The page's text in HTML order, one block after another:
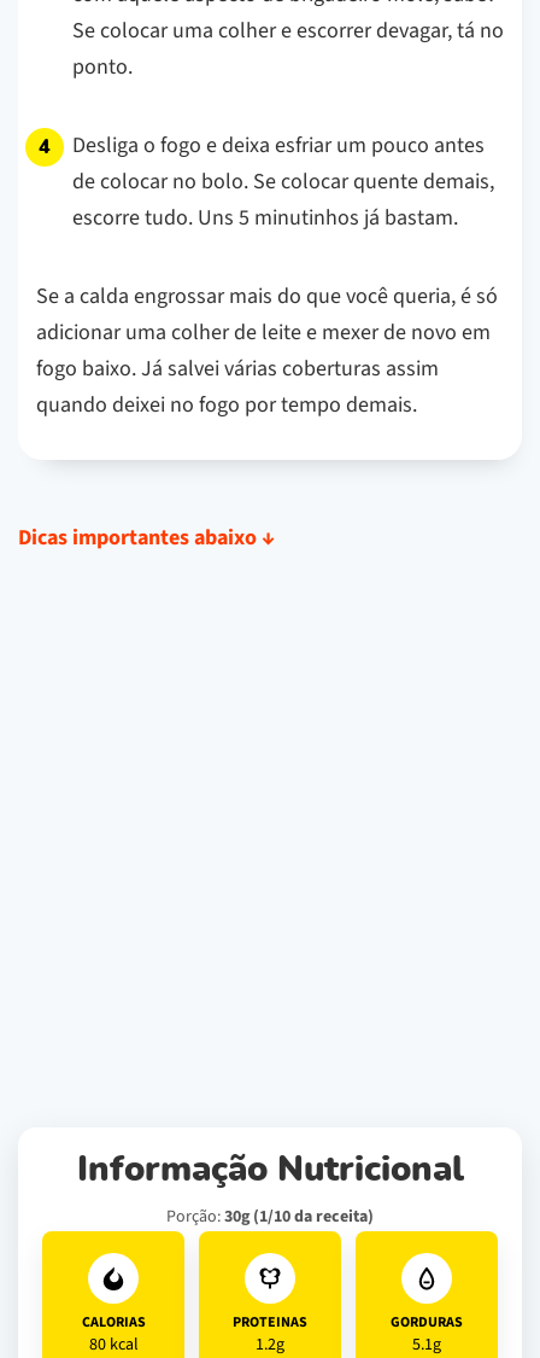
Se colocar uma colher e escorrer devagar, tá no
ponto.
Desliga o fogo e deixa esfriar um pouco antes
de colocar no bolo. Se colocar quente demais,
escorre tudo. Uns 5 minutinhos já bastam.
Se a calda engrossar mais do que você queria, é só
adicionar uma colher de leite e mexer de novo em
fogo baixo. Já salvei várias coberturas assim
quando deixei no fogo por tempo demais.
Dicas importantes abaixo ↓
Informação Nutricional
Porção:30g (1/10 da receita)
CALORIAS
80 kcal
PROTEINAS
1.2g
GORDURAS
5.1g